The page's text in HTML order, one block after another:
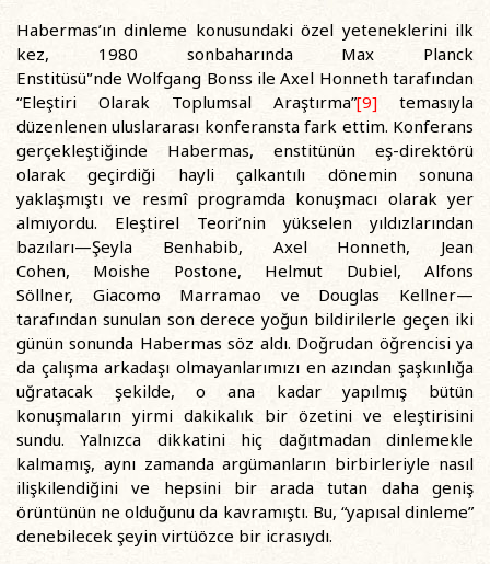
Habermas’ın dinleme konusundaki özel yeteneklerini ilk
kez, 1980 sonbaharında Max Planck
Enstitüsü'’nde Wolfgang Bonss ile Axel Honneth tarafından
“Eleştiri Olarak Toplumsal Araştırma”[9] temasıyla
düzenlenen uluslararası konferansta fark ettim. Konferans
gerçekleştiğinde Habermas, enstitünün eş-direktörü
olarak geçirdiği hayli çalkantılı dönemin sonuna
yaklaşmıştı ve resmî programda konuşmacı olarak yer
almıyordu. Eleştirel Teori’nin yükselen yıldızlarından
bazıları—Şeyla Benhabib, Axel Honneth, Jean
Cohen, Moishe Postone, Helmut Dubiel, Alfons
Söllner, Giacomo Marramao ve Douglas Kellner—
tarafından sunulan son derece yoğun bildirilerle geçen iki
günün sonunda Habermas söz aldı. Doğrudan öğrencisi ya
da çalışma arkadaşı olmayanlarımızı en azından şaşkınlığa
uğratacak şekilde, o ana kadar yapılmış bütün
konuşmaların yirmi dakikalık bir özetini ve eleştirisini
sundu. Yalnızca dikkatini hiç dağıtmadan dinlemekle
kalmamış, aynı zamanda argümanların birbirleriyle nasıl
ilişkilendiğini ve hepsini bir arada tutan daha geniş
örüntünün ne olduğunu da kavramıştı. Bu, “yapısal dinleme”
denebilecek şeyin virtüözce bir icrasıydı.